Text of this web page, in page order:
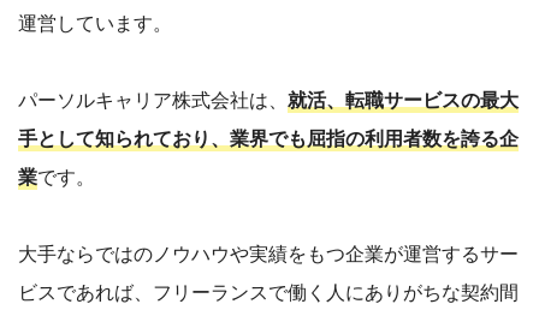
運営しています。
パーソルキャリア株式会社は、 就活、転職サービスの最大
手として知られており、業界でも屈指の利用者数を誇る企
業です。
大手ならではのノウハウや実績をもつ企業が運営するサー
ビスであれば、フリーランスで働く人にありがちな契約間